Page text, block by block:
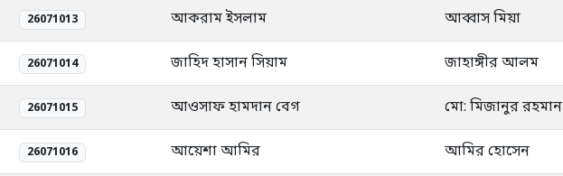
26071013 আকরাম ইসলাম আব্বাস মিয়া
26071014 জাহিদ হাসান সিয়াম জাহাঙ্গীর আলম
26071015 আওসাফ হামদান বেগ মো: মিজানুর রহমান
26071016 আয়েশা আমির আমির হোসেন